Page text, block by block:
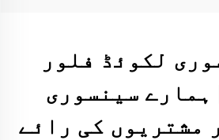
لکوئڈ فلور
ہمارے سینسوری
مشتریوں کی رائے